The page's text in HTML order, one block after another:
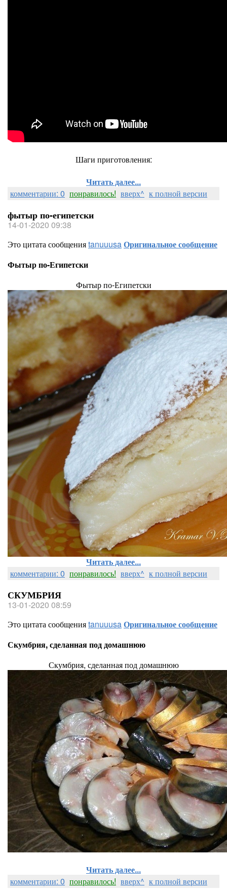
Шаги приготовления:
Читать далее...
комментарии: 0 понравилось! вверх^ к полной версии
фытыр по-египетски
14-01-2020 09:38
Это цитата сообщенияtanuuusaОригинальное сообщение
Фытыр по-Египетски
Фытыр по-Египетски
Читать далее...
комментарии: 0 понравилось! вверх^ к полной версии
СКУМБРИЯ
13-01-2020 08:59
Это цитата сообщенияtanuuusaОригинальное сообщение
Скумбрия, сделанная под домашнюю
Скумбрия, сделанная под домашнюю
Читать далее...
комментарии: 0 понравилось! вверх^ к полной версии